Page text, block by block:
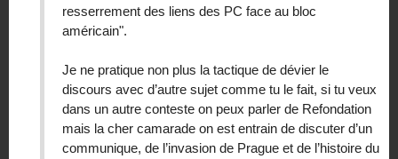
resserrement des liens des PC face au bloc
américain".
Je ne pratique non plus la tactique de dévier le
discours avec d’autre sujet comme tu le fait, si tu veux
dans un autre conteste on peux parler de Refondation
mais la cher camarade on est entrain de discuter d’un
communique, de l’invasion de Prague et de l’histoire du